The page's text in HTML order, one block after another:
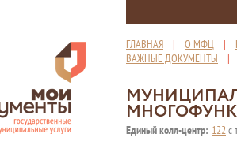
ГЛАВНАЯ | О МФЦ |
ВАЖНЫЕ ДОКУМЕНТЫ
Единый колл-центр: 122с